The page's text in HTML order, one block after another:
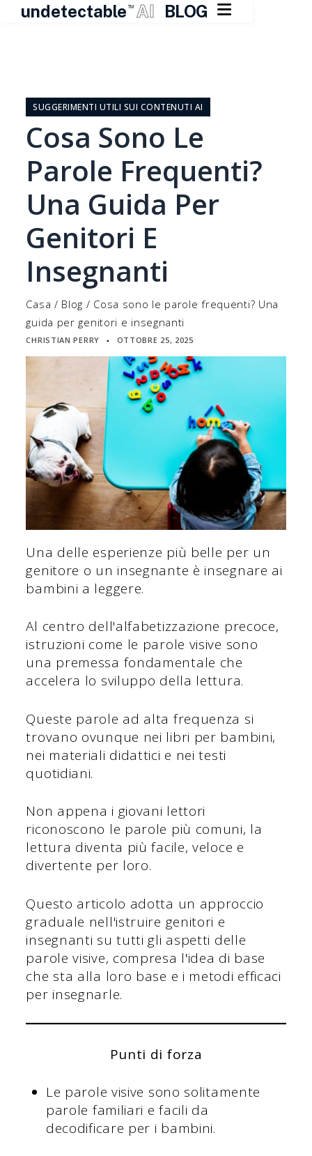
undetectable TM AI BLOG 
contenutoSUGGERIMENTI UTILI SUI CONTENUTI AI
Cosa Sono Le
Parole Frequenti?
Una Guida Per
Genitori E
Insegnanti
Casa / Blog / Cosa sono le parole frequenti? Una
guida per genitori e insegnanti
CHRISTIAN PERRY ▪ OTTOBRE 25, 2025
Una delle esperienze più belle per un
genitore o un insegnante è insegnare ai
bambini a leggere.
Al centro dell'alfabetizzazione precoce,
istruzioni come le parole visive sono
una premessa fondamentale che
accelera lo sviluppo della lettura.
Queste parole ad alta frequenza si
trovano ovunque nei libri per bambini,
nei materiali didattici e nei testi
quotidiani.
Non appena i giovani lettori
riconoscono le parole più comuni, la
lettura diventa più facile, veloce e
divertente per loro.
Questo articolo adotta un approccio
graduale nell'istruire genitori e
insegnanti su tutti gli aspetti delle
parole visive, compresa l'idea di base
che sta alla loro base e i metodi efficaci
per insegnarle.
Punti di forza
Le parole visive sono solitamente
parole familiari e facili da
decodificare per i bambini.